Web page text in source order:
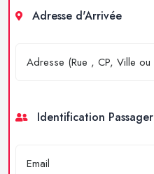
Adresse d'Arrivée
Identification Passager